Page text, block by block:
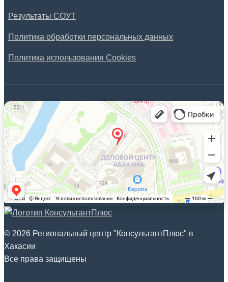
Результаты СОУТ
Политика обработки персональных данных
Политика использования Cookies
© 2026 Региональный центр "КонсультантПлюс" в
Хакасии
Все права защищены